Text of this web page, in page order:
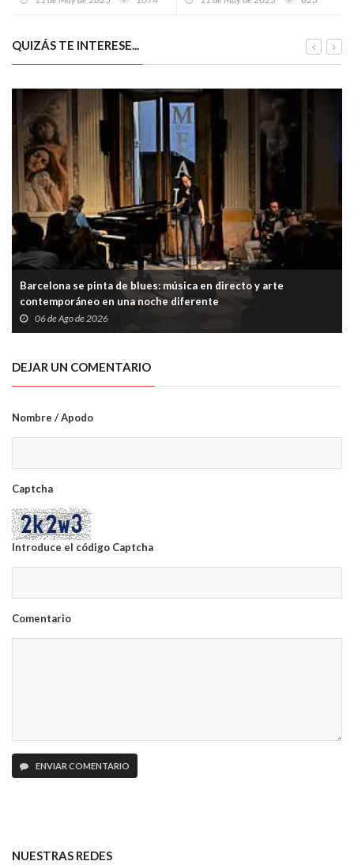
asturiana en el Día de la
de saborín intensu)
QUIZÁS TE INTERESE...
Barcelona se pinta de blues: música en directo y arte
contemporáneo en una noche diferente
06 de Ago de 2026
DEJAR UN COMENTARIO
Nombre / Apodo
Captcha
Introduce el código Captcha
Comentario
ENVIAR COMENTARIO
NUESTRAS REDES